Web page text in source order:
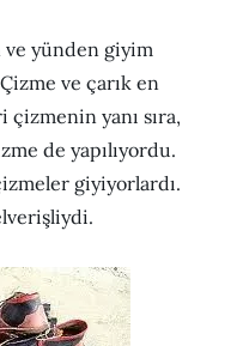
ve yünden giyim
ve çarık en
çizmenin yanı sıra,
de yapılıyordu.
giyiyorlardı.